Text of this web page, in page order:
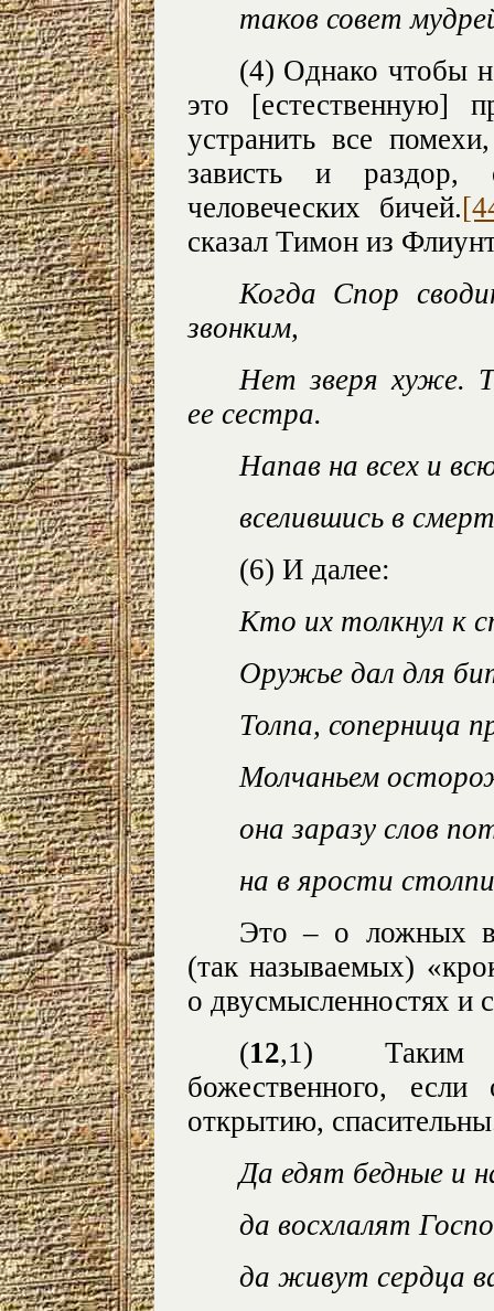
таков совет
(4) Однако чтобы
это [естественную]
устранить все
зависть и раздор,
человеческих бичей.
сказал Тимон из
Когда Спор
звонким,
Нет зверя хуже.
ее сестра.
Напав на всех и
вселившись в
(6) И далее:
Кто их толкнул к
Оружье дал для
Толпа, соперница
Молчаньем
она заразу слов
на в ярости
Это – о ложных
(так называемых)
о двусмысленностях и
(12,1) Таким
божественного,
открытию,
Да едят бедные и
да восхлалят
да живут сердца